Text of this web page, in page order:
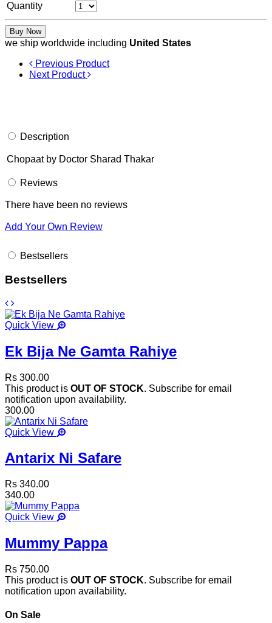
Quantity
Buy Now
we ship worldwide including United States
Previous Product
Next Product
Description
Chopaat by Doctor Sharad Thakar
Reviews
There have been no reviews
Add Your Own Review
Bestsellers
Bestsellers
Quick View
Ek Bija Ne Gamta Rahiye
Rs 300.00
This product is OUT OF STOCK. Subscribe for email
notification upon availability.
300.00
Quick View
Antarix Ni Safare
Rs 340.00
340.00
Quick View
Mummy Pappa
Rs 750.00
This product is OUT OF STOCK. Subscribe for email
notification upon availability.
On Sale